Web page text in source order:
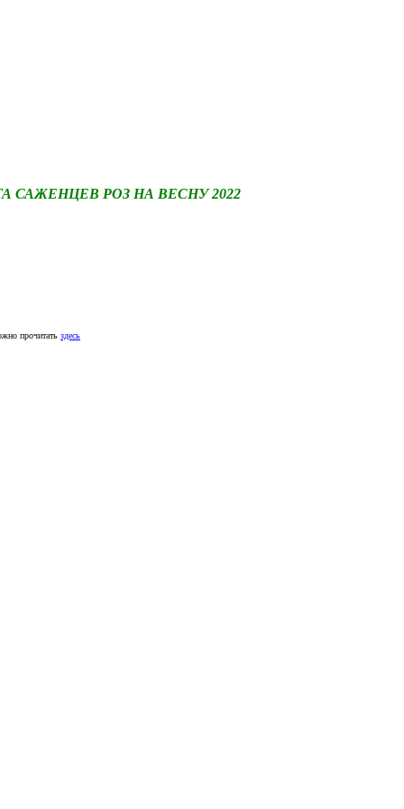
РОЗ НА ВЕСНУ 2022
прочитать здесь